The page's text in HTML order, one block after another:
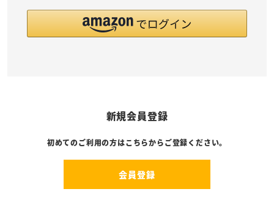
新規会員登録
初めてのご利用の方はこちらからご登録ください。
会員登録